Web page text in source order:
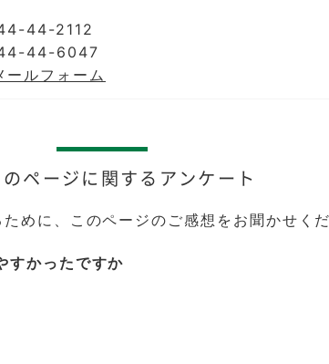
44-2112
44-6047
ールフォーム
のページに関するアンケート
めに、このページのご感想をお聞かせく
すかったですか